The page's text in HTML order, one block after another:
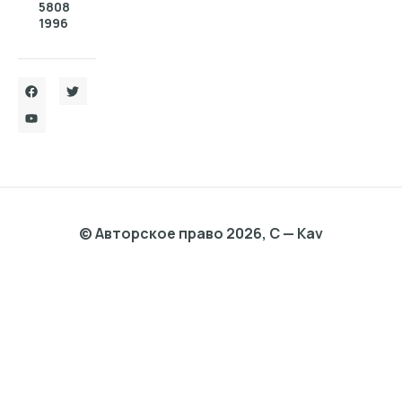
5808
1996
© Авторское право 2026, C — Kav